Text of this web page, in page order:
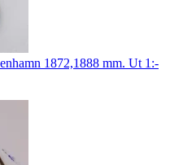
1872,1888 mm. Ut 1:-